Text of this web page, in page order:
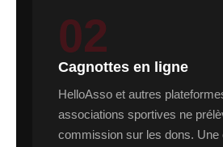
02
Cagnottes en ligne
HelloAsso et autres
associations sportives ne
commission sur les dons. Une